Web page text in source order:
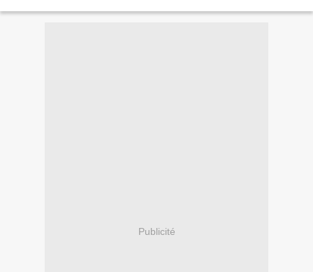
Publicité